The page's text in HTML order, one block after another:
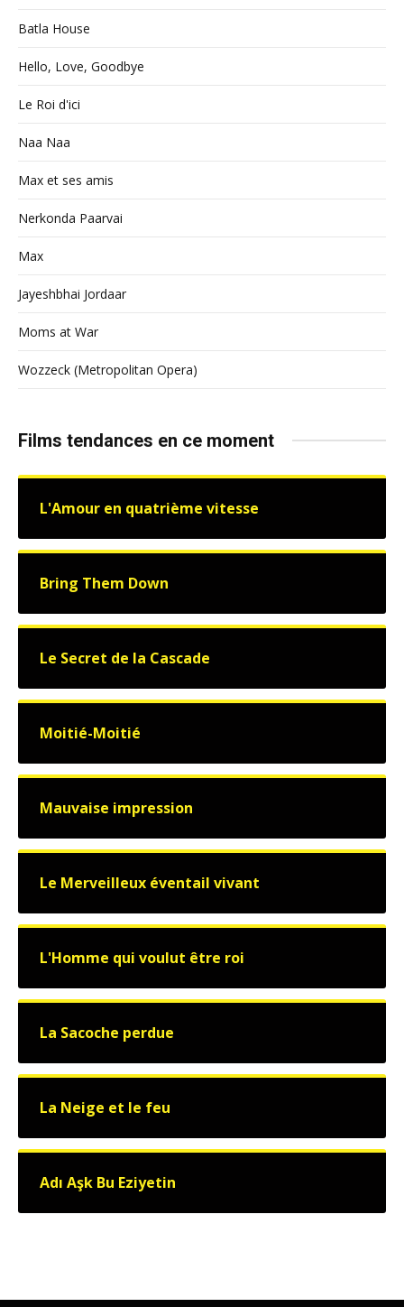
Batla House
Hello, Love, Goodbye
Le Roi d'ici
Naa Naa
Max et ses amis
Nerkonda Paarvai
Max
Jayeshbhai Jordaar
Moms at War
Wozzeck (Metropolitan Opera)
Films tendances en ce moment
L'Amour en quatrième vitesse
Bring Them Down
Le Secret de la Cascade
Moitié-Moitié
Mauvaise impression
Le Merveilleux éventail vivant
L'Homme qui voulut être roi
La Sacoche perdue
La Neige et le feu
Adı Aşk Bu Eziyetin